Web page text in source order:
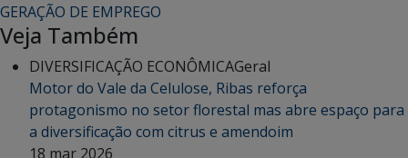
GERAÇÃO DE EMPREGO
Veja Também
DIVERSIFICAÇÃO ECONÔMICAGeral
Motor do Vale da Celulose, Ribas reforça
protagonismo no setor florestal mas abre espaço para
a diversificação com citrus e amendoim
18 mar 2026